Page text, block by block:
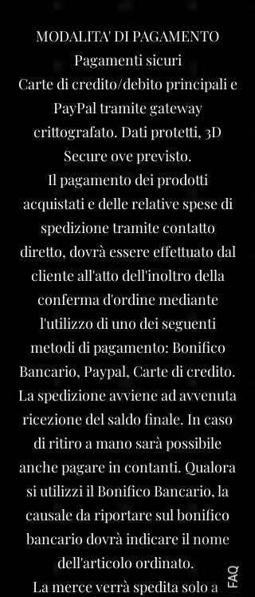
FAQ
MODALITA' DI PAGAMENTO
Pagamenti sicuri
Carte di credito/debito principali e
PayPal tramite gateway
crittografato. Dati protetti, 3D
Secure ove previsto.
Il pagamento dei prodotti
acquistati e delle relative spese di
spedizione tramite contatto
diretto, dovrà essere effettuato dal
cliente all'atto dell'inoltro della
conferma d'ordine mediante
l'utilizzo di uno dei seguenti
metodi di pagamento: Bonifico
Bancario, Paypal, Carte di credito.
La spedizione avviene ad avvenuta
ricezione del saldo finale. In caso
di ritiro a mano sarà possibile
anche pagare in contanti. Qualora
si utilizzi il Bonifico Bancario, la
causale da riportare sul bonifico
bancario dovrà indicare il nome
dell'articolo ordinato.
La merce verrà spedita solo al